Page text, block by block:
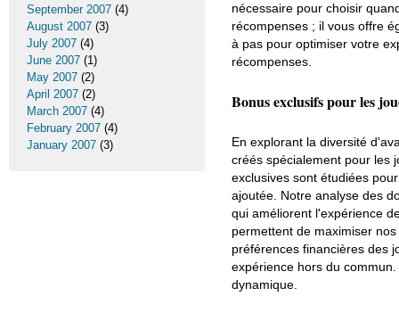
nécessaire pour choisir
récompenses ; il vous offre
à pas pour optimiser votre
récompenses.
Bonus exclusifs pour les
En explorant la diversité
créés spécialement pour les
exclusives sont étudiées
ajoutée. Notre analyse des
qui améliorent l'expérience
permettent de maximiser
préférences financières des
expérience hors du
dynamique.
September 2007 (4)
August 2007 (3)
July 2007 (4)
June 2007 (1)
May 2007 (2)
April 2007 (2)
March 2007 (4)
February 2007 (4)
January 2007 (3)